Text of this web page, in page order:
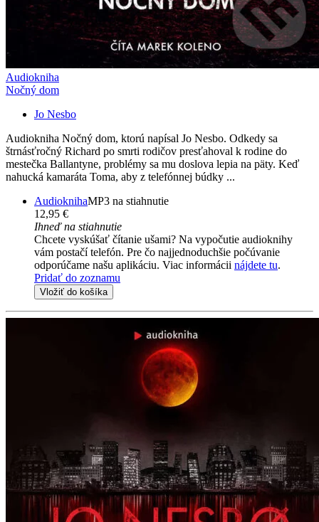
Audiokniha
Nočný dom
Jo Nesbo
Audiokniha Nočný dom, ktorú napísal Jo Nesbo. Odkedy sa
štrnásťročný Richard po smrti rodičov presťahoval k rodine do
mestečka Ballantyne, problémy sa mu doslova lepia na päty. Keď
nahucká kamaráta Toma, aby z telefónnej búdky ...
AudioknihaMP3 na stiahnutie
12,95 €
Ihneď na stiahnutie
Chcete vyskúšať čítanie ušami? Na vypočutie audioknihy
vám postačí telefón. Pre čo najjednoduchšie počúvanie
odporúčame našu aplikáciu. Viac informácii nájdete tu.
Pridať do zoznamu
Vložiť do košíka